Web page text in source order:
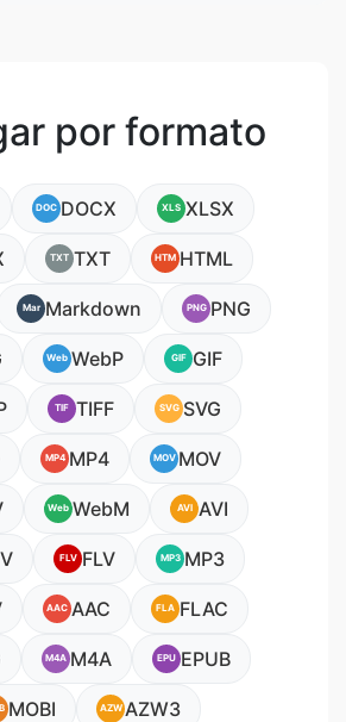
por formato
DOC DOCX XLS XLSX
TXT TXT HTM HTML
Mar Markdown PNG PNG
Web WebP GIF GIF
TIF TIFF SVG SVG
MP4 MP4 MOV MOV
Web WebM AVI AVI
FLV FLV MP3 MP3
AAC AAC FLA FLAC
M4A M4A EPU EPUB
MOBI AZWAZW3